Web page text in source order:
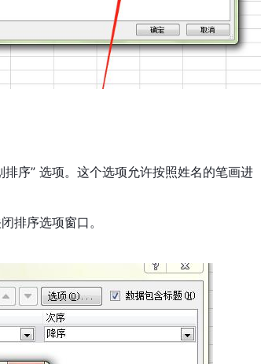
序” 选项。这个选项允许按照姓名的笔画进
排序选项窗口。